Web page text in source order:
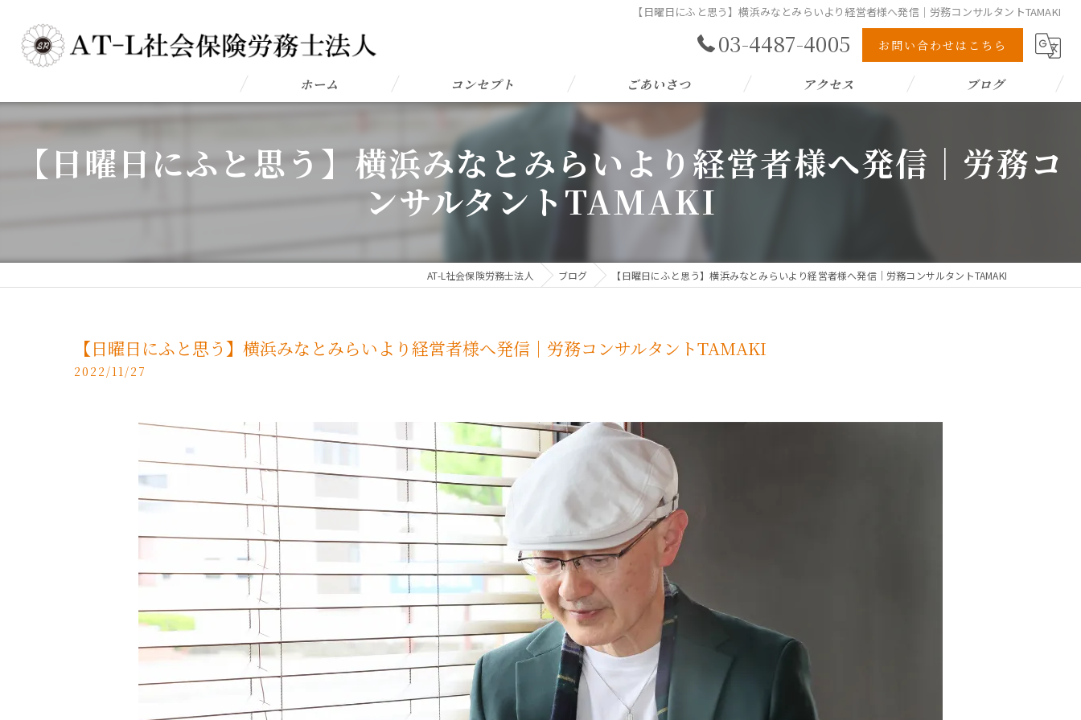
【日曜日にふと思う】横浜みなとみらいより経営者様へ発信｜労務コンサルタントTAMAKI
03-4487-4005 お問い合わせはこちら
ホーム コンセプト ごあいさつ アクセス ブログ
【日曜日にふと思う】横浜みなとみらいより経営者様へ発信｜労務コ
ンサルタントTAMAKI
AT-L社会保険労務士法人 ブログ 【日曜日にふと思う】横浜みなとみらいより経営者様へ発信｜労務コンサルタントTAMAKI
【日曜日にふと思う】横浜みなとみらいより経営者様へ発信｜労務コンサルタントTAMAKI
2022/11/27